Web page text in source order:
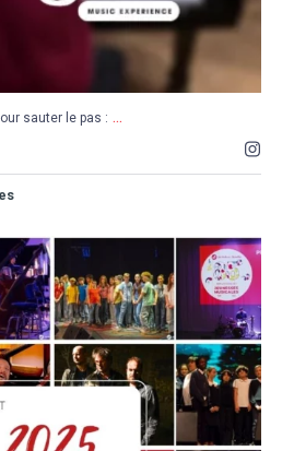
sauter le pas : ...
de découvertes, d`étonnements, ...